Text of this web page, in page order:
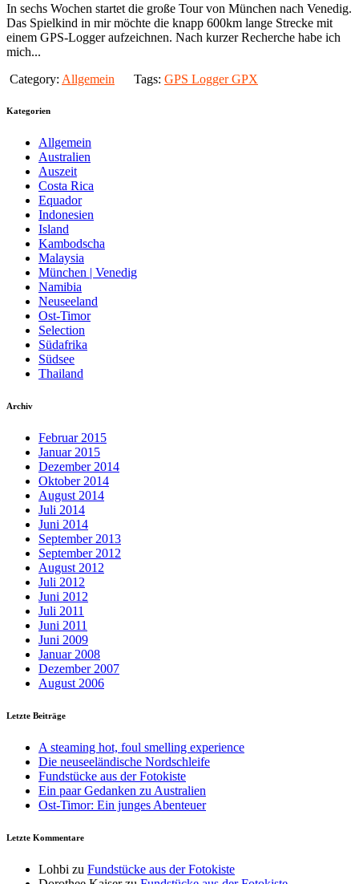
In sechs Wochen startet die große Tour von München nach Venedig.
Das Spielkind in mir möchte die knapp 600km lange Strecke mit
einem GPS-Logger aufzeichnen. Nach kurzer Recherche habe ich
mich...
Category: Allgemein Tags: GPS Logger GPX
Kategorien
Allgemein
Australien
Auszeit
Costa Rica
Equador
Indonesien
Island
Kambodscha
Malaysia
München | Venedig
Namibia
Neuseeland
Ost-Timor
Selection
Südafrika
Südsee
Thailand
Archiv
Februar 2015
Januar 2015
Dezember 2014
Oktober 2014
August 2014
Juli 2014
Juni 2014
September 2013
September 2012
August 2012
Juli 2012
Juni 2012
Juli 2011
Juni 2011
Juni 2009
Januar 2008
Dezember 2007
August 2006
Letzte Beiträge
A steaming hot, foul smelling experience
Die neuseeländische Nordschleife
Fundstücke aus der Fotokiste
Ein paar Gedanken zu Australien
Ost-Timor: Ein junges Abenteuer
Letzte Kommentare
Lohbi zu Fundstücke aus der Fotokiste